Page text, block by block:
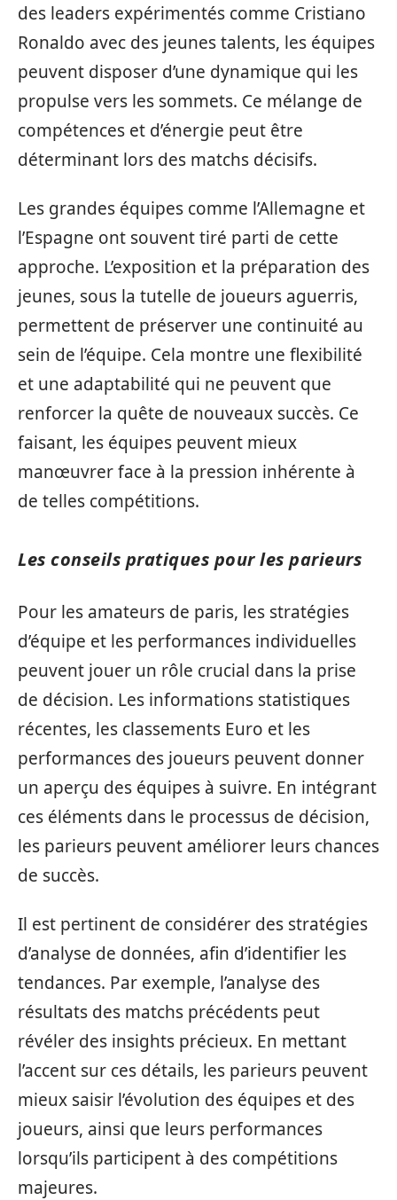
des leaders expérimentés comme Cristiano
Ronaldo avec des jeunes talents, les équipes
peuvent disposer d’une dynamique qui les
propulse vers les sommets. Ce mélange de
compétences et d’énergie peut être
déterminant lors des matchs décisifs.
Les grandes équipes comme l’Allemagne et
l’Espagne ont souvent tiré parti de cette
approche. L’exposition et la préparation des
jeunes, sous la tutelle de joueurs aguerris,
permettent de préserver une continuité au
sein de l’équipe. Cela montre une flexibilité
et une adaptabilité qui ne peuvent que
renforcer la quête de nouveaux succès. Ce
faisant, les équipes peuvent mieux
manœuvrer face à la pression inhérente à
de telles compétitions.
Les conseils pratiques pour les parieurs
Pour les amateurs de paris, les stratégies
d’équipe et les performances individuelles
peuvent jouer un rôle crucial dans la prise
de décision. Les informations statistiques
récentes, les classements Euro et les
performances des joueurs peuvent donner
un aperçu des équipes à suivre. En intégrant
ces éléments dans le processus de décision,
les parieurs peuvent améliorer leurs chances
de succès.
Il est pertinent de considérer des stratégies
d’analyse de données, afin d’identifier les
tendances. Par exemple, l’analyse des
résultats des matchs précédents peut
révéler des insights précieux. En mettant
l’accent sur ces détails, les parieurs peuvent
mieux saisir l’évolution des équipes et des
joueurs, ainsi que leurs performances
lorsqu’ils participent à des compétitions
majeures.